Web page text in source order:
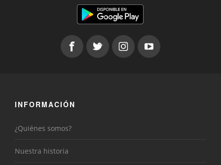
INFORMACIÓN
¿Quiénes somos?
Nuestra historia